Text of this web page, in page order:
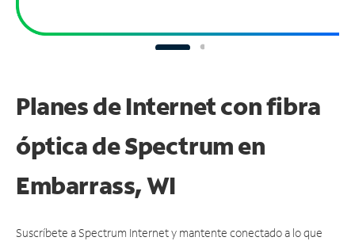
Planes de Internet con fibra
óptica de Spectrum en
Embarrass, WI
Suscríbete a Spectrum Internet y mantente conectado a lo que